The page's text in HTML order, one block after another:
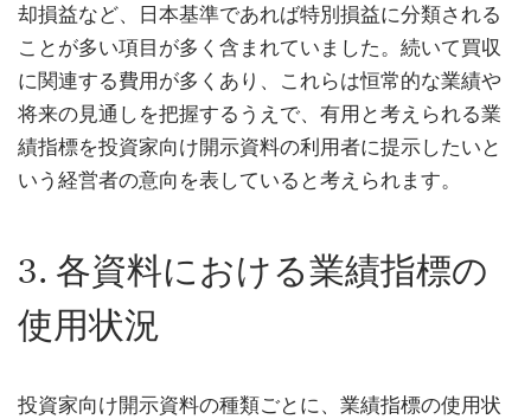
却損益など、日本基準であれば特別損益に分類される
ことが多い項目が多く含まれていました。続いて買収
に関連する費用が多くあり、これらは恒常的な業績や
将来の見通しを把握するうえで、有用と考えられる業
績指標を投資家向け開示資料の利用者に提示したいと
いう経営者の意向を表していると考えられます。
3. 各資料における業績指標の
使用状況
投資家向け開示資料の種類ごとに、業績指標の使用状